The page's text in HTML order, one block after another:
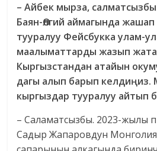
– Айбек мырза,
Баян-Өлгий аймагында
тууралуу Фейсбукка улам-
маалыматтарды жазып
Кыргызстандан атайын
дагы алып барып келдиңиз.
кыргыздар тууралуу айтып
– Саламатсызбы. 2023-жылы
Садыр Жапаровдун